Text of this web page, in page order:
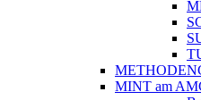
MINT am